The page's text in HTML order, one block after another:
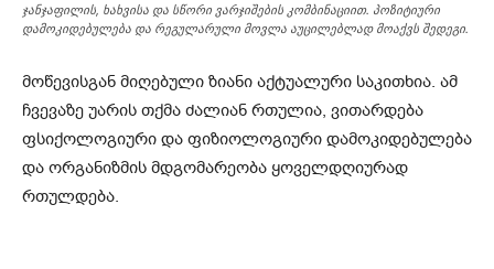
ჯანჯაფილის, ხახვისა და სწორი ვარჯიშების კომბინაციით. პოზიტიური
დამოკიდებულება და რეგულარული მოვლა აუცილებლად მოაქვს შედეგი.
მოწევისგან მიღებული ზიანი აქტუალური საკითხია. ამ
ჩვევაზე უარის თქმა ძალიან რთულია, ვითარდება
ფსიქოლოგიური და ფიზიოლოგიური დამოკიდებულება
და ორგანიზმის მდგომარეობა ყოველდღიურად
რთულდება.